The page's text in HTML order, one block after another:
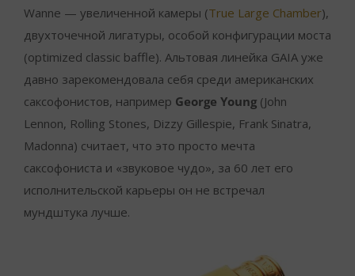
Wanne — увеличенной камеры (True Large Chamber),
двухточечной лигатуры, особой конфигурации моста
(optimized classic baffle). Альтовая линейка GAIA уже
давно зарекомендовала себя среди американских
саксофонистов, например George Young (John
Lennon, Rolling Stones, Dizzy Gillespie, Frank Sinatra,
Madonna) считает, что это просто мечта
саксофониста и «звуковое чудо», за 60 лет его
исполнительской карьеры он не встречал
мундштука лучше.